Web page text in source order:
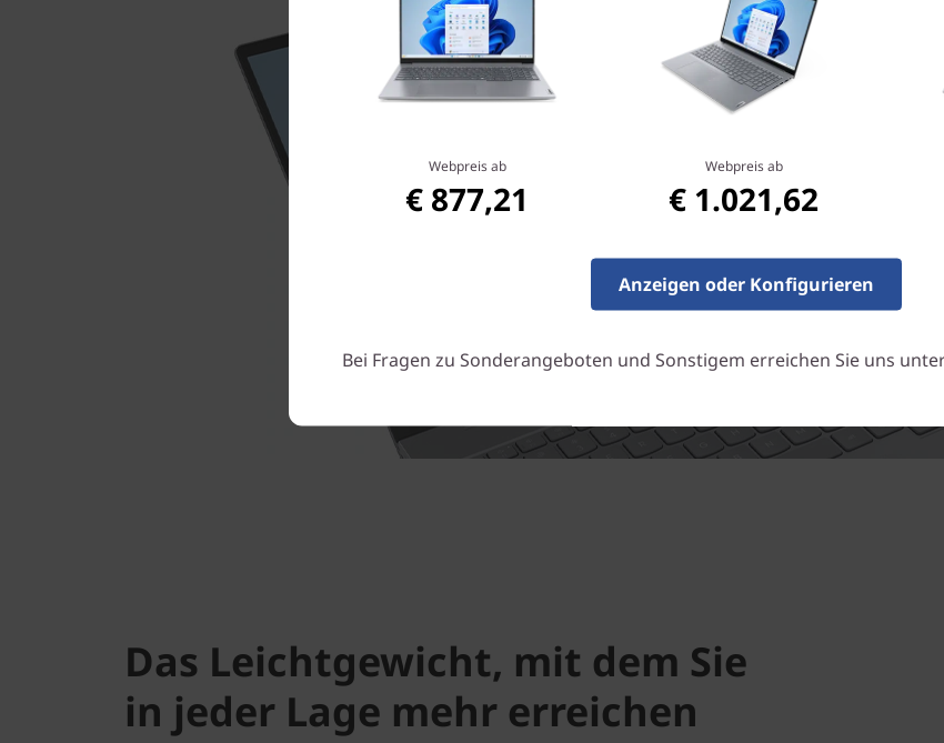
Das Leichtgewicht, mit dem Sie
in jeder Lage mehr erreichen
Webpreis ab
€ 877,21
Webpreis ab
€ 1.021,62
Anzeigen oder Konfigurieren
Bei Fragen zu Sonderangeboten und Sonstigem erreichen Sie uns